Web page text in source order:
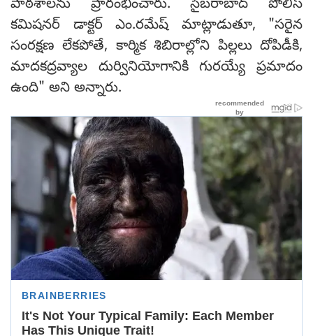
పాఠశాలను ప్రారంభించారు. సైబరాబాద్ పోలీస్
కమిషనర్ డాక్టర్ ఎం.రమేష్ మాట్లాడుతూ, "సరైన
సంరక్షణ లేకపోతే, కార్మిక శిబిరాల్లోని పిల్లలు దోపిడీకి,
మాదకద్రవ్యాల దుర్వినియోగానికి గురయ్యే ప్రమాదం
ఉంది" అని అన్నారు.